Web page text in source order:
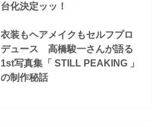
台化決定ッッ！
衣装もヘアメイクもセルフプロ
デュース 高橋駿一さんが語る
1st写真集「 STILL PEAKING 」
の制作秘話